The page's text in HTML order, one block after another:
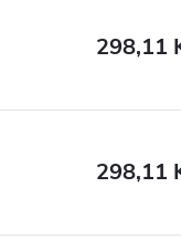
298,11
298,11